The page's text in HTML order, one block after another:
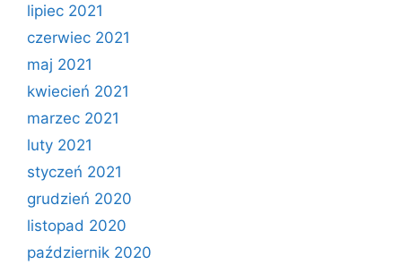
lipiec 2021
czerwiec 2021
maj 2021
kwiecień 2021
marzec 2021
luty 2021
styczeń 2021
grudzień 2020
listopad 2020
październik 2020